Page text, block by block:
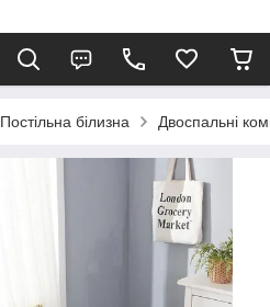
Постільна білизна Двоспальні